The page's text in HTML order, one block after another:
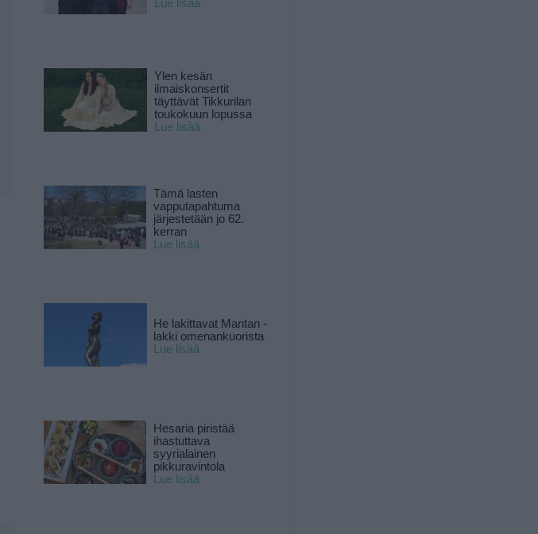
Lue lisää
Ylen kesän
ilmaiskonsertit
täyttävät Tikkurilan
toukokuun lopussa
Lue lisää
Tämä lasten
vapputapahtuma
järjestetään jo 62.
kerran
Lue lisää
He lakittavat Mantan -
lakki omenankuorista
Lue lisää
Hesaria piristää
ihastuttava
syyrialainen
pikkuravintola
Lue lisää